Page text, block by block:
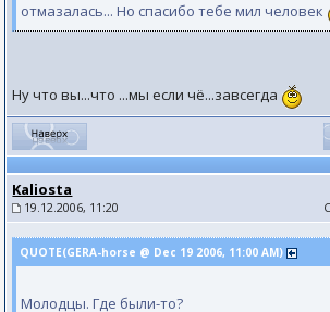
отмазалась... Но спасибо тебе мил человек
Ну что вы...что ...мы если чё...завсегда
Kaliosta
19.12.2006, 11:20
QUOTE(GERA-horse @ Dec 19 2006, 11:00 AM)
Молодцы. Где были-то?